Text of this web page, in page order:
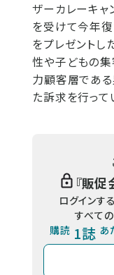
ザーカレーキャ
を受けて今年
をプレゼントし
性や子どもの集
力顧客層であ
た訴求を行って
『販促
ログインす
すべて
購読 1誌 あ